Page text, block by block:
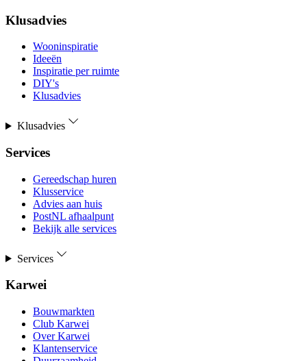
Klusadvies
Wooninspiratie
Ideeën
Inspiratie per ruimte
DIY's
Klusadvies
Klusadvies
Services
Gereedschap huren
Klusservice
Advies aan huis
PostNL afhaalpunt
Bekijk alle services
Services
Karwei
Bouwmarkten
Club Karwei
Over Karwei
Klantenservice